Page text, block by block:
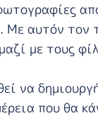
Με αυτόν τον
με τους
να
που θα